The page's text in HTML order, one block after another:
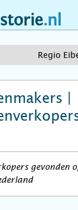
Regio
|
gevonden